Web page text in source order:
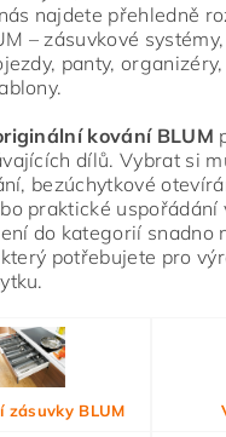
souhlasíte s
najdete přehledně
– zásuvkové
panty,
kování BLUM
dílů. Vybrat si
bezúchytkové
praktické
do kategorií snadno
potřebujete pro
zásuvky BLUM